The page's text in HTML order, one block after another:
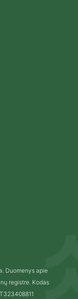
Duomenys apie
registre. Kodas